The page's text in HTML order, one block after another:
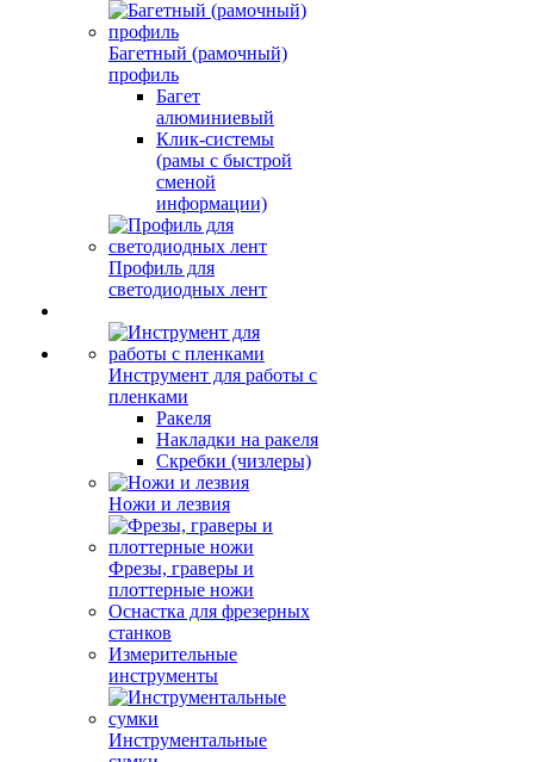
Багетный (рамочный)
профиль
Багет
алюминиевый
Клик-системы
(рамы с быстрой
сменой
информации)
Профиль для
светодиодных лент
Инструмент для работы с
пленками
Ракеля
Накладки на ракеля
Скребки (чизлеры)
Ножи и лезвия
Фрезы, граверы и
плоттерные ножи
Оснастка для фрезерных
станков
Измерительные
инструменты
Инструментальные